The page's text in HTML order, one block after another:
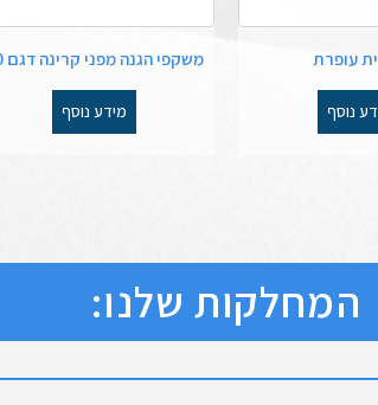
עופרת
נוסף
משקפי הגנה מפני קרינה דגם 70
מידע נוסף
המחלקות שלנו: